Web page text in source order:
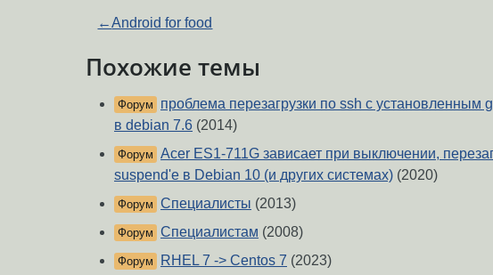
←Android for food
Похожие темы
Форум
проблема перезагрузки по ssh с установленным
в debian 7.6 (2014)
Форум Acer ES1-711G зависает при выключении,
suspend'е в Debian 10 (и других системах) (2020)
Форум Специалисты (2013)
Форум Специалистам (2008)
Форум RHEL 7 -> Centos 7 (2023)